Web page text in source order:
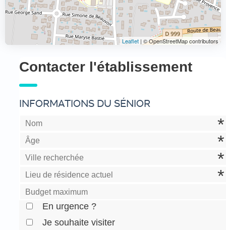
Leaflet | © OpenStreetMap contributors
Contacter l'établissement
INFORMATIONS DU SÉNIOR
En urgence ?
Je souhaite visiter